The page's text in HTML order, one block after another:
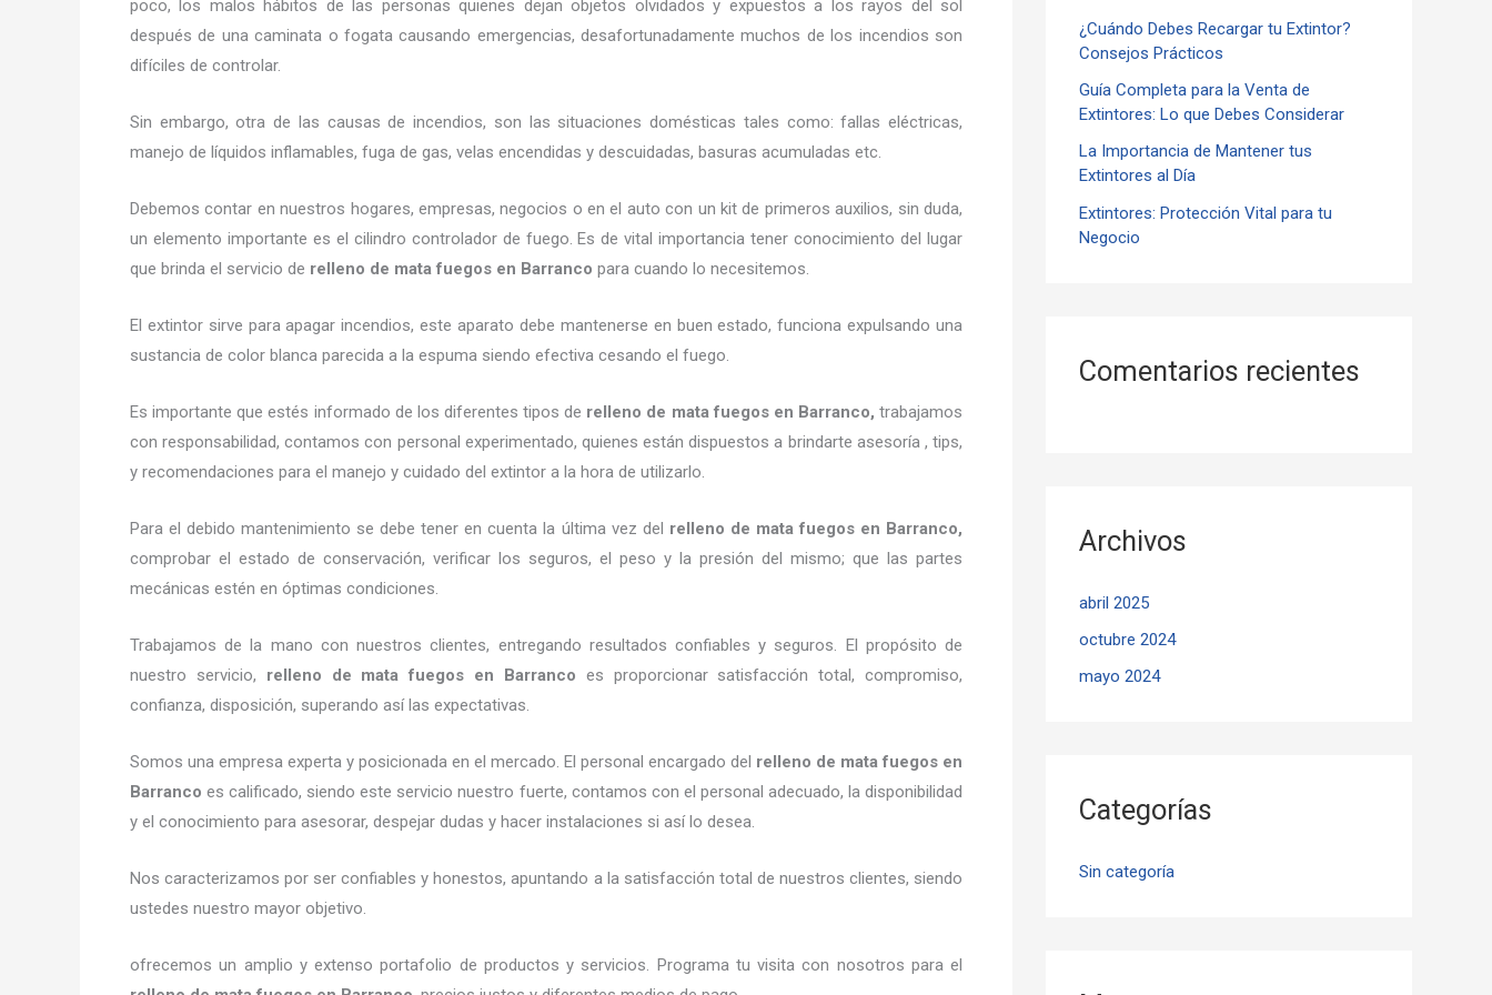
poco, los malos hábitos de las personas quienes dejan objetos olvidados y expuestos a los rayos del sol
después de una caminata o fogata causando emergencias, desafortunadamente muchos de los incendios son
difíciles de controlar.
Sin embargo, otra de las causas de incendios, son las situaciones domésticas tales como: fallas eléctricas,
manejo de líquidos inflamables, fuga de gas, velas encendidas y descuidadas, basuras acumuladas etc.
Debemos contar en nuestros hogares, empresas, negocios o en el auto con un kit de primeros auxilios, sin duda,
un elemento importante es el cilindro controlador de fuego. Es de vital importancia tener conocimiento del lugar
que brinda el servicio de relleno de mata fuegos en Barranco para cuando lo necesitemos.
El extintor sirve para apagar incendios, este aparato debe mantenerse en buen estado, funciona expulsando una
sustancia de color blanca parecida a la espuma siendo efectiva cesando el fuego.
Es importante que estés informado de los diferentes tipos de relleno de mata fuegos en Barranco, trabajamos
con responsabilidad, contamos con personal experimentado, quienes están dispuestos a brindarte asesoría , tips,
y recomendaciones para el manejo y cuidado del extintor a la hora de utilizarlo.
Para el debido mantenimiento se debe tener en cuenta la última vez del relleno de mata fuegos en Barranco,
comprobar el estado de conservación, verificar los seguros, el peso y la presión del mismo; que las partes
mecánicas estén en óptimas condiciones.
Trabajamos de la mano con nuestros clientes, entregando resultados confiables y seguros. El propósito de
nuestro servicio, relleno de mata fuegos en Barranco es proporcionar satisfacción total, compromiso,
confianza, disposición, superando así las expectativas.
Somos una empresa experta y posicionada en el mercado. El personal encargado del relleno de mata fuegos en
Barranco es calificado, siendo este servicio nuestro fuerte, contamos con el personal adecuado, la disponibilidad
y el conocimiento para asesorar, despejar dudas y hacer instalaciones si así lo desea.
Nos caracterizamos por ser confiables y honestos, apuntando a la satisfacción total de nuestros clientes, siendo
ustedes nuestro mayor objetivo.
ofrecemos un amplio y extenso portafolio de productos y servicios. Programa tu visita con nosotros para el
r¿Cuándo Debes Recargar tu Extintor?
Consejos Prácticos
Guía Completa para la Venta de
Extintores: Lo que Debes Considerar
La Importancia de Mantener tus
Extintores al Día
Extintores: Protección Vital para tu
Negocio
Comentarios recientes
Archivos
abril 2025
octubre 2024
mayo 2024
Categorías
Sin categoría